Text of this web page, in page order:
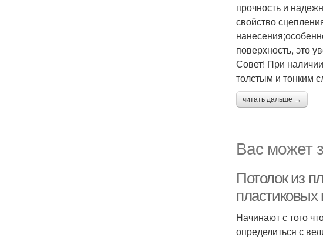
прочность и
свойство
поверхность, это
Совет! При
толстым и тонким
читать дальше →
Вас может
Потолок из
пластиковых
Начинают с того
определиться с